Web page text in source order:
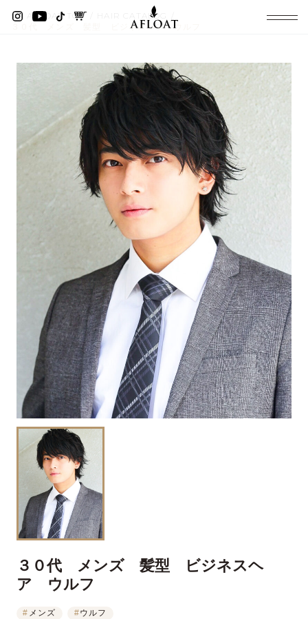
AFLOAT TOP
HAIR CATALOG
３０代 メンズ 髪型 ビジネスヘア ウルフ
３０代 メンズ 髪型 ビジネスヘ
ア ウルフ
# メンズ #ウルフ